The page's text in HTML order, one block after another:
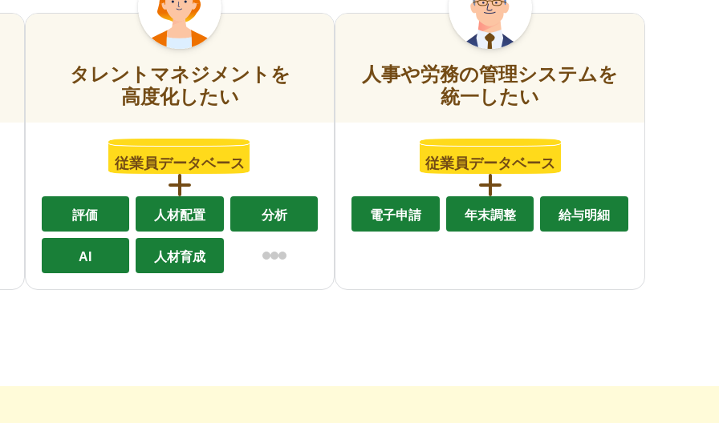
タレントマネジメントを
高度化したい
従業員データベース
評価 人材配置 分析
AI 人材育成
人事や労務の管理システムを
統一したい
従業員データベース
電子申請 年末調整 給与明細